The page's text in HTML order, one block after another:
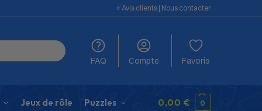
⭐️ Avis clients | Nous contacter
FAQ Compte Favoris
Jeux de rôle Puzzles 0,00 € 0